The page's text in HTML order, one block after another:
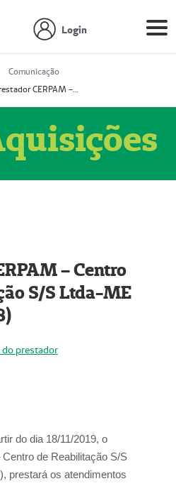
Login
Comunicação
Prestador CERPAM – Centro de Reabilitação S/S Ltda-ME (52004274-8)
– Centro
S/S Ltda-ME
prestador
do dia 18/11/2019, o
de Reabilitação S/S
prestará os atendimentos